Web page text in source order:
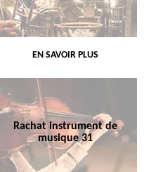
EN SAVOIR PLUS
Rachat instrument de
musique 31